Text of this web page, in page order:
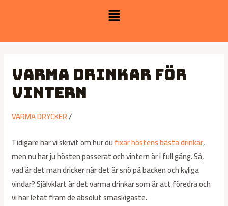
Varma drinkar för
vintern
VARMA DRYCKER/
Tidigare har vi skrivit om hur dufixar höstens bästa drinkar,
men nu har ju hösten passerat och vintern är i full gång. Så,
vad är det man dricker när det är snö på backen och kyliga
vindar? Självklart är det varma drinkar som är att föredra och
vi har letat fram de absolut smaskigaste.